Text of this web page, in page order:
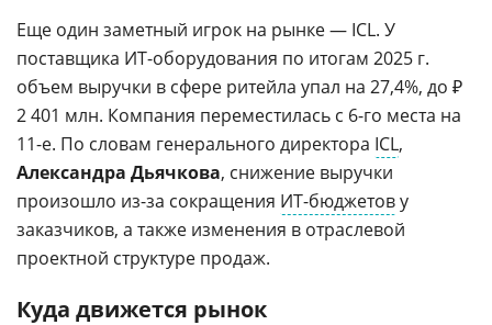
Еще один заметный игрок на рынке — ICL. У
поставщика ИТ-оборудования по итогам 2025 г.
объем выручки в сфере ритейла упал на 27,4%, до ₽
2 401 млн. Компания переместилась с 6-го места на
11-е. По словам генерального директора ICL,
Александра Дьячкова, снижение выручки
произошло из-за сокращения ИТ-бюджетову
заказчиков, а также изменения в отраслевой
проектной структуре продаж.
Куда движется рынок